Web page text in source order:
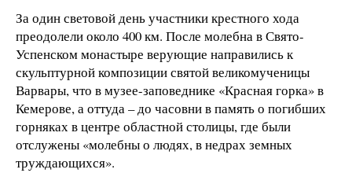
За один световой день участники крестного хода
преодолели около 400 км. После молебна в Свято-
Успенском монастыре верующие направились к
скульптурной композиции святой великомученицы
Варвары, что в музее-заповеднике «Красная горка» в
Кемерове, а оттуда – до часовни в память о погибших
горняках в центре областной столицы, где были
отслужены «молебны о людях, в недрах земных
труждающихся».